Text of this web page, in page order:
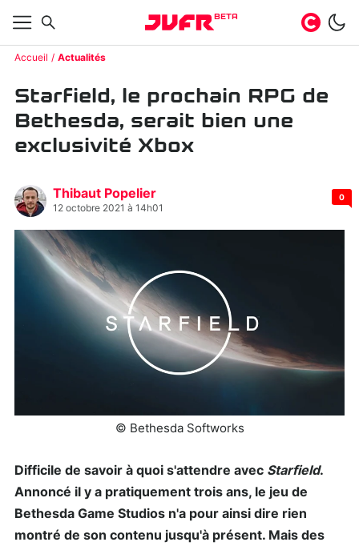
BETA
Accueil Actualités
Starfield, le prochain RPG de
Bethesda, serait bien une
exclusivité Xbox
Thibaut Popelier
12 octobre 2021 à 14h01
0
© Bethesda Softworks
Difficile de savoir à quoi s'attendre avec Starfield.
Annoncé il y a pratiquement trois ans, le jeu de
Bethesda Game Studios n'a pour ainsi dire rien
montré de son contenu jusqu'à présent. Mais des